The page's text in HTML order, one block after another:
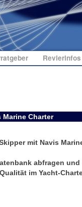
Marine Charter
mit Navis
abfragen
im Yacht-